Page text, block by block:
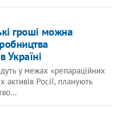
гроші можна
Україні
у межах «репараційних
активів Росії, планують